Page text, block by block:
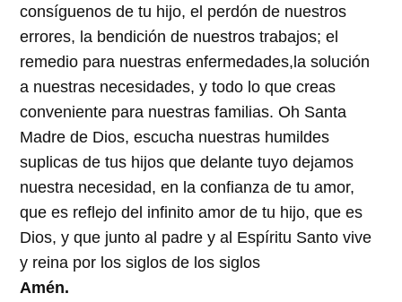
consíguenos de tu hijo, el perdón de nuestros
errores, la bendición de nuestros trabajos; el
remedio para nuestras enfermedades,la solución
a nuestras necesidades, y todo lo que creas
conveniente para nuestras familias. Oh Santa
Madre de Dios, escucha nuestras humildes
suplicas de tus hijos que delante tuyo dejamos
nuestra necesidad, en la confianza de tu amor,
que es reflejo del infinito amor de tu hijo, que es
Dios, y que junto al padre y al Espíritu Santo vive
y reina por los siglos de los siglos
Amén.